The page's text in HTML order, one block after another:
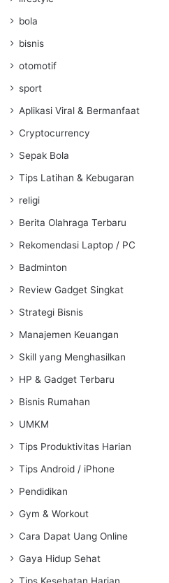
bola
bisnis
otomotif
sport
Aplikasi Viral & Bermanfaat
Cryptocurrency
Sepak Bola
Tips Latihan & Kebugaran
religi
Berita Olahraga Terbaru
Rekomendasi Laptop / PC
Badminton
Review Gadget Singkat
Strategi Bisnis
Manajemen Keuangan
Skill yang Menghasilkan
HP & Gadget Terbaru
Bisnis Rumahan
UMKM
Tips Produktivitas Harian
Tips Android / iPhone
Pendidikan
Gym & Workout
Cara Dapat Uang Online
Gaya Hidup Sehat
Tips Kesehatan Harian